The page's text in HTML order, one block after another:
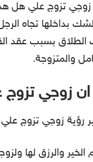
تزوج علي هل
بداخلها تجاه
بسبب عقد
والمتزوجة.
زوجي تزوج
رؤية زوجي تزوج علي
والرزق لها